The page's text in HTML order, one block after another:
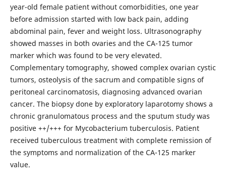
year-old female patient without comorbidities, one year
before admission started with low back pain, adding
abdominal pain, fever and weight loss. Ultrasonography
showed masses in both ovaries and the CA-125 tumor
marker which was found to be very elevated.
Complementary tomography, showed complex ovarian cystic
tumors, osteolysis of the sacrum and compatible signs of
peritoneal carcinomatosis, diagnosing advanced ovarian
cancer. The biopsy done by exploratory laparotomy shows a
chronic granulomatous process and the sputum study was
positive ++/+++ for Mycobacterium tuberculosis. Patient
received tuberculous treatment with complete remission of
the symptoms and normalization of the CA-125 marker
value.